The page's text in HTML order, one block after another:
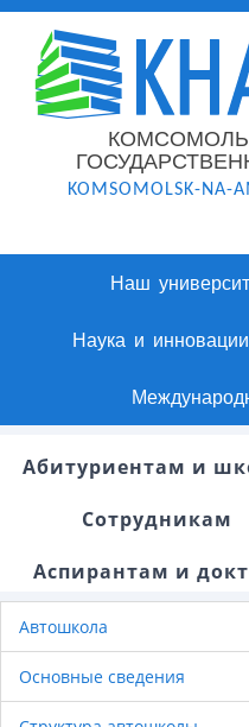
KOMSOMOLSK-NA-
Наш
Наука и инновации
Абитуриентам и
Сотрудникам
Аспирантам и
Автошкола
Основные сведения